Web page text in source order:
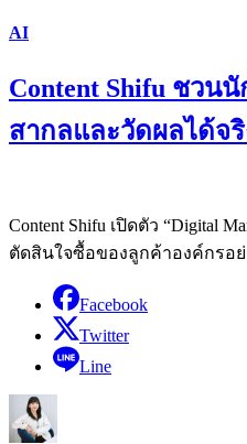
AI
Content Shifu ชวน
สากลและวัดผลได้จริ
Content Shifu เปิดตัว “Digital
ตัดสินใจซื้อของลูกค้าองค์กรอ
Facebook
Twitter
Line